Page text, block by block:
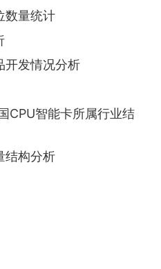
数量统计
开发情况分析
CPU智能卡所属行业结
结构分析